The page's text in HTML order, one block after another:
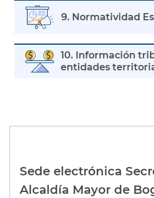
9. Normatividad
10. Información
entidades
Sede electrónica
Alcaldía Mayor de